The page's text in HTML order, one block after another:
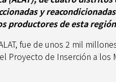
y
productores de esta
fue de unos 2 mil
Proyecto de Inserción a los